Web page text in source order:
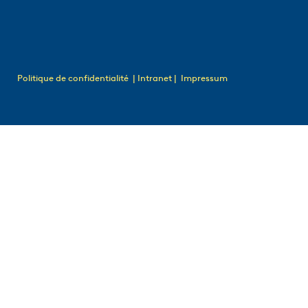
Politique de confidentialité | Intranet | Impressum